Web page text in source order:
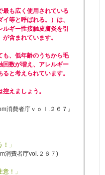
最も広く使用されている
等と呼ばれる。）は、
ギー性接触皮膚炎を引
含まれています。
も、低年齢のうちから毛
回数が増え、アレルギー
と考えられています。
えましょう。
消費者庁ｖｏｌ.２６７』
」
消費者庁vol.２６７)
！」